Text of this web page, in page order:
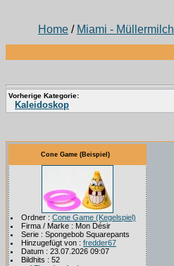
Home / Miami - Müllermilch
Vorherige Kategorie:
Kaleidoskop
Cone Game (Beispiel)
Ordner : Cone Game (Kegelspiel)
Firma / Marke : Mon Désir
Serie : Spongebob Squarepants
Hinzugefügt von : fredder67
Datum : 23.07.2026 09:07
Bildhits : 52